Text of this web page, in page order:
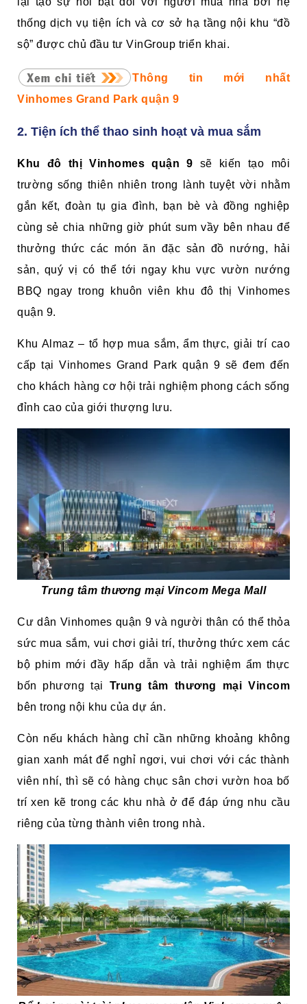
thống dịch vụ tiện ích và cơ sở hạ tầng nội khu “đồ
sộ” được chủ đầu tư VinGroup triển khai.
Thông tin mới nhất
Vinhomes Grand Park quận 9
2. Tiện ích thể thao sinh hoạt và mua sắm
Khu đô thị Vinhomes quận 9 sẽ kiến tạo môi
trường sống thiên nhiên trong lành tuyệt vời nhằm
gắn kết, đoàn tụ gia đình, bạn bè và đồng nghiệp
cùng sẻ chia những giờ phút sum vầy bên nhau để
thưởng thức các món ăn đặc sản đồ nướng, hải
sản, quý vị có thể tới ngay khu vực vườn nướng
BBQ ngay trong khuôn viên khu đô thị Vinhomes
quận 9.
Khu Almaz – tổ hợp mua sắm, ẩm thực, giải trí cao
cấp tại Vinhomes Grand Park quận 9 sẽ đem đến
cho khách hàng cơ hội trải nghiệm phong cách sống
đỉnh cao của giới thượng lưu.
Trung tâm thương mại Vincom Mega Mall
Cư dân Vinhomes quận 9 và người thân có thể thỏa
sức mua sắm, vui chơi giải trí, thưởng thức xem các
bộ phim mới đầy hấp dẫn và trải nghiệm ẩm thực
bốn phương tại Trung tâm thương mại Vincom
bên trong nội khu của dự án.
Còn nếu khách hàng chỉ cần những khoảng không
gian xanh mát để nghỉ ngơi, vui chơi với các thành
viên nhí, thì sẽ có hàng chục sân chơi vườn hoa bố
trí xen kẽ trong các khu nhà ở để đáp ứng nhu cầu
riêng của từng thành viên trong nhà.